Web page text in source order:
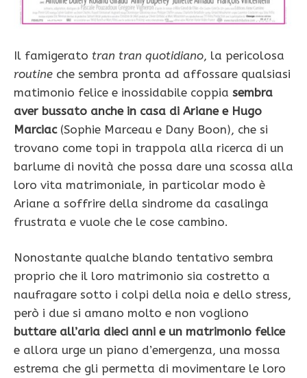
Il famigerato tran tran quotidiano, la pericolosa
routine che sembra pronta ad affossare qualsiasi
matimonio felice e inossidabile coppia sembra
aver bussato anche in casa di Ariane e Hugo
Marciac(Sophie Marceau e Dany Boon), che si
trovano come topi in trappola alla ricerca di un
barlume di novità che possa dare una scossa alla
loro vita matrimoniale, in particolar modo è
Ariane a soffrire della sindrome da casalinga
frustrata e vuole che le cose cambino.
Nonostante qualche blando tentativo sembra
proprio che il loro matrimonio sia costretto a
naufragare sotto i colpi della noia e dello stress,
però i due si amano molto e non vogliono
buttare all’aria dieci anni e un matrimonio felice
e allora urge un piano d’emergenza, una mossa
estrema che gli permetta di movimentare le loro